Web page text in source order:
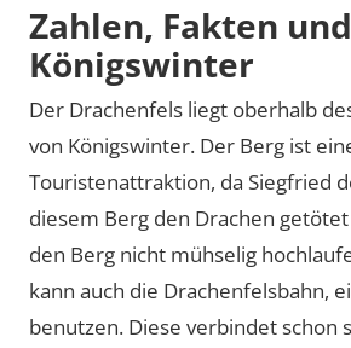
Zahlen, Fakten
Königswinter
Der Drachenfels liegt oberhalb
von Königswinter. Der Berg ist
Touristenattraktion, da Siegfried
diesem Berg den Drachen
den Berg nicht mühselig
kann auch die Drachenfelsbahn,
benutzen. Diese verbindet schon